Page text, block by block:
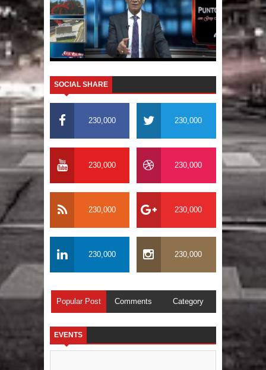
SOCIAL SHARE
230,000 230,000
230,000 230,000
230,000 230,000
230,000 230,000
Popular Post Comments Category
EVENTS